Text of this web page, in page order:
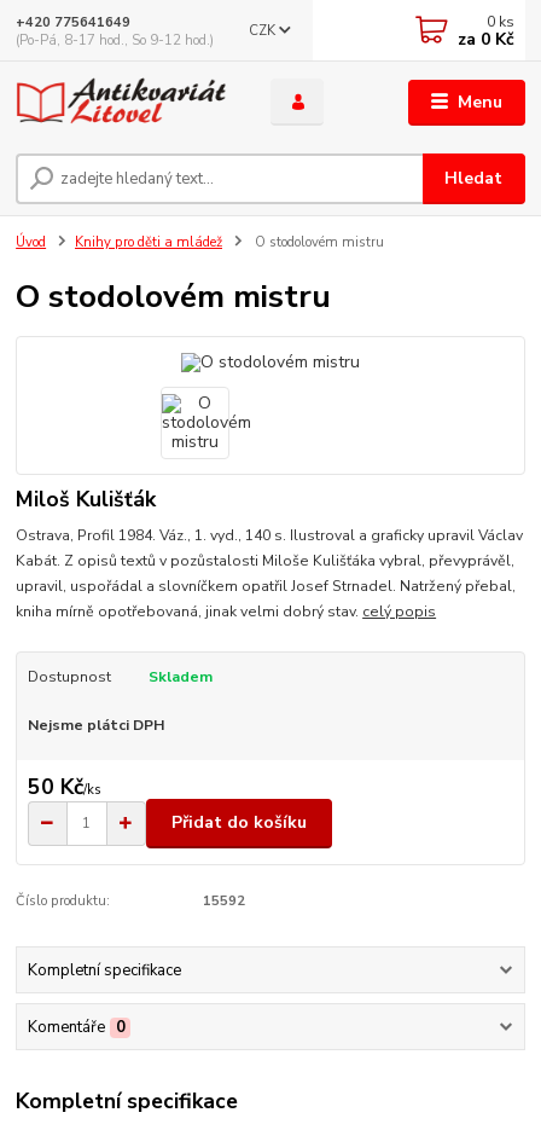
Menu
CZK
Hledat
+420 775641649
(Po-Pá, 8-17 hod., So 9-12 hod.)
0 ks
za 0 Kč
Úvod Knihy pro děti a mládež O stodolovém mistru
O stodolovém mistru
Miloš Kulišťák
Ostrava, Profil 1984. Váz., 1. vyd., 140 s. Ilustroval a graficky upravil Václav
Kabát. Z opisů textů v pozůstalosti Miloše Kulišťáka vybral, převyprávěl,
upravil, uspořádal a slovníčkem opatřil Josef Strnadel. Natržený přebal,
kniha mírně opotřebovaná, jinak velmi dobrý stav. celý popis
Dostupnost Skladem
Nejsme plátci DPH
50 Kč/ks
Přidat do košíku
Číslo produktu: 15592
Kompletní specifikace
Komentáře 0
Kompletní specifikace